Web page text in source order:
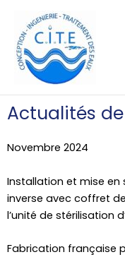
contenu
Actualités de
Novembre 2024
Installation et mise en
inverse avec coffret
l’unité de stérilisation
Fabrication française